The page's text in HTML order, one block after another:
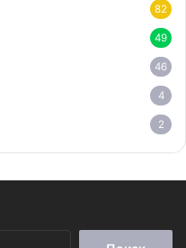
82
49
46
4
2